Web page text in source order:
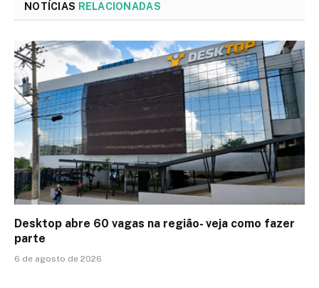
NOTÍCIAS RELACIONADAS
Desktop abre 60 vagas na região- veja como fazer
parte
6 de agosto de 2026